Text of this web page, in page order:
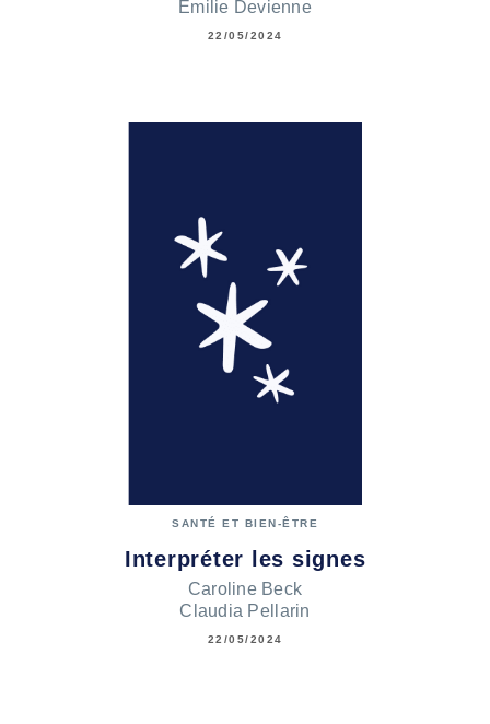
Emilie Devienne
22/05/2024
SANTÉ ET BIEN-ÊTRE
Interpréter les signes
Caroline Beck
Claudia Pellarin
22/05/2024